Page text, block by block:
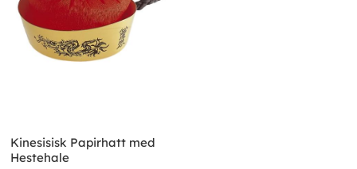
Kinesisisk Papirhatt med
Hestehale